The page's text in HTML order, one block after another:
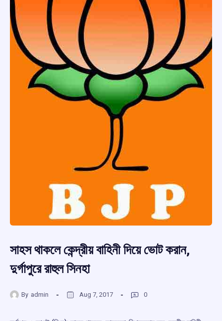
সাহস থাকলে কেন্দ্রীয় বাহিনী দিয়ে ভোট করান,
দুর্গাপুরে রাহুল সিনহা
By admin Aug 7, 2017 0